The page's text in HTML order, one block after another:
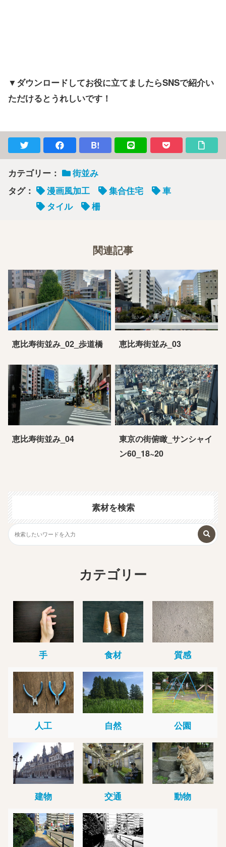
▼ダウンロードしてお役に立てましたらSNSで紹介い
ただけるとうれしいです！
B!
カテゴリー：
街並み
タグ：
漫画風加工 集合住宅
車
タイル
柵
関連記事
恵比寿街並み_02_歩道橋 恵比寿街並み_03
恵比寿街並み_04
東京の街俯瞰_サンシャイ
ン60_18~20
素材を検索
カテゴリー
手 食材 質感
人工 自然 公園
建物 交通 動物